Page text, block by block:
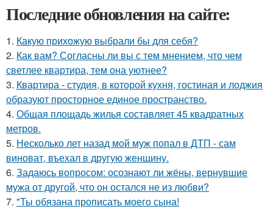
Последние обновления на сайте:
1. Какую прихожую выбрали бы для себя?
2. Как вам? Согласны ли вы с тем мнением, что чем
светлее квартира, тем она уютнее?
3. Квартира - студия, в которой кухня, гостиная и лоджия
образуют просторное единое пространство.
4. Общая площадь жилья составляет 45 квадратных
метров.
5. Несколько лет назад мой муж попал в ДТП - сам
виноват, въехал в другую женщину.
6. Задаюсь вопросом: осознают ли жёны, вернувшие
мужа от другой, что он остался не из любви?
7. "Ты обязана прописать моего сына!